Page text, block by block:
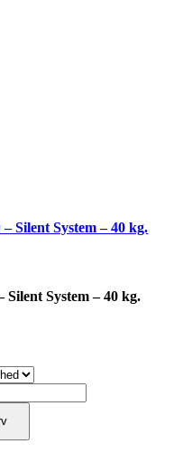
Silent System – 40 kg.
System – 40 kg.